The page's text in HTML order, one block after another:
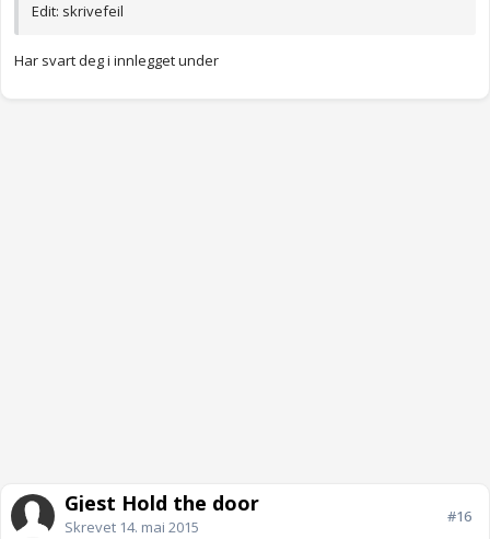
Edit: skrivefeil
Har svart deg i innlegget under
Gjest Hold the door
Skrevet 14. mai 2015
#16